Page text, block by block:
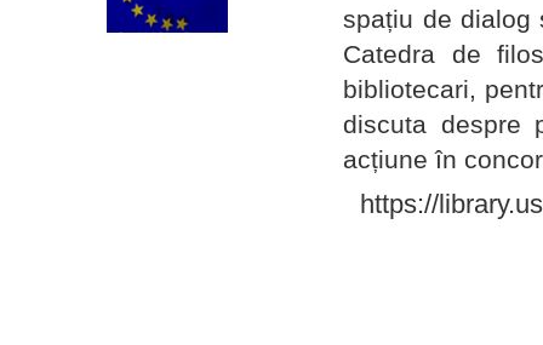
spațiu de dialog
Catedra de
bibliotecari,
discuta despre
acțiune în
https://